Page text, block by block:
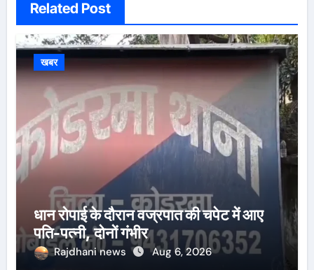
Related Post
खबर
धान रोपाई के दौरान वज्रपात की चपेट में आए
पति-पत्नी, दोनों गंभीर
Rajdhani news Aug 6, 2026